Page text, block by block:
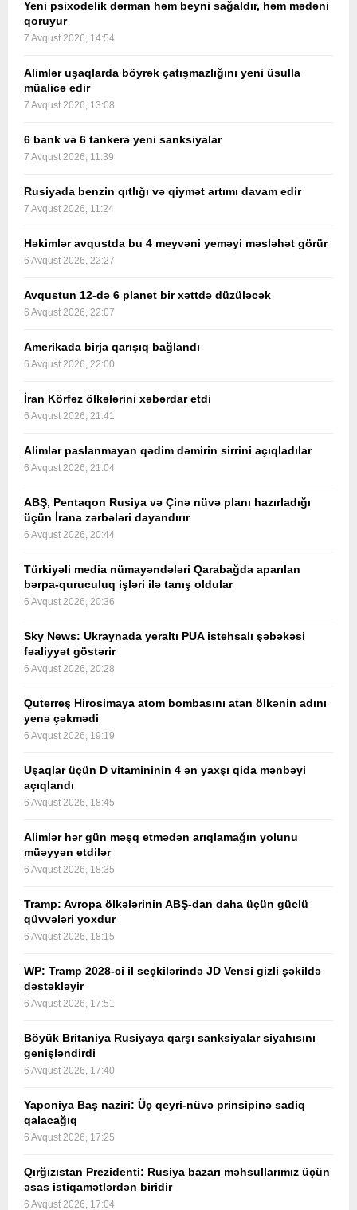
Yeni psixodelik dərman həm beyni sağaldır, həm mədəni
qoruyur
7 Avqust 2026, 14:54
Alimlər uşaqlarda böyrək çatışmazlığını yeni üsulla
müalicə edir
7 Avqust 2026, 13:08
6 bank və 6 tankerə yeni sanksiyalar
7 Avqust 2026, 11:39
Rusiyada benzin qıtlığı və qiymət artımı davam edir
7 Avqust 2026, 11:24
Həkimlər avqustda bu 4 meyvəni yeməyi məsləhət görür
6 Avqust 2026, 22:27
Avqustun 12-də 6 planet bir xəttdə düzüləcək
6 Avqust 2026, 22:07
Amerikada birja qarışıq bağlandı
6 Avqust 2026, 22:00
İran Körfəz ölkələrini xəbərdar etdi
6 Avqust 2026, 21:41
Alimlər paslanmayan qədim dəmirin sirrini açıqladılar
6 Avqust 2026, 21:04
ABŞ, Pentaqon Rusiya və Çinə nüvə planı hazırladığı
üçün İrana zərbələri dayandırır
6 Avqust 2026, 20:44
Türkiyəli media nümayəndələri Qarabağda aparılan
bərpa-quruculuq işləri ilə tanış oldular
6 Avqust 2026, 20:36
Sky News: Ukraynada yeraltı PUA istehsalı şəbəkəsi
fəaliyyət göstərir
6 Avqust 2026, 20:28
Quterreş Hirosimaya atom bombasını atan ölkənin adını
yenə çəkmədi
6 Avqust 2026, 19:19
Uşaqlar üçün D vitamininin 4 ən yaxşı qida mənbəyi
açıqlandı
6 Avqust 2026, 18:45
Alimlər hər gün məşq etmədən arıqlamağın yolunu
müəyyən etdilər
6 Avqust 2026, 18:35
Tramp: Avropa ölkələrinin ABŞ-dan daha üçün güclü
qüvvələri yoxdur
6 Avqust 2026, 18:15
WP: Tramp 2028-ci il seçkilərində JD Vensi gizli şəkildə
dəstəkləyir
6 Avqust 2026, 17:51
Böyük Britaniya Rusiyaya qarşı sanksiyalar siyahısını
genişləndirdi
6 Avqust 2026, 17:40
Yaponiya Baş naziri: Üç qeyri-nüvə prinsipinə sadiq
qalacağıq
6 Avqust 2026, 17:25
Qırğızıstan Prezidenti: Rusiya bazarı məhsullarımız üçün
əsas istiqamətlərdən biridir
6 Avqust 2026, 17:04